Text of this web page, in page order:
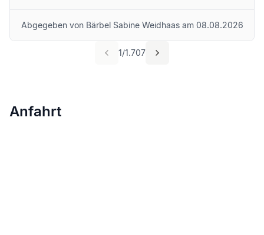
1/1.707
Abgegeben von Bärbel Sabine Weidhaasam 08.08.2026
Anfahrt